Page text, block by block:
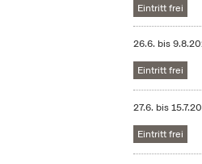
Eintritt frei
26.6. bis
Eintritt frei
27.6. bis
Eintritt frei